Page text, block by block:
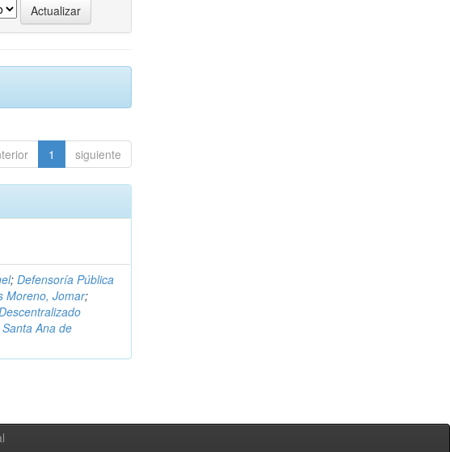
1 siguiente
;Defensoría Pública
Moreno, Jomar;
Ana de